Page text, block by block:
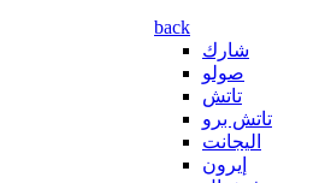
back
شارك
صولو
تاتش
تاتش برو
اليجانت
إيرون